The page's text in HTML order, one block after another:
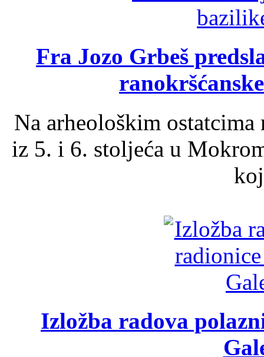
Fra Jozo Grbeš
Na arheološkim
iz 5. i 6. stoljeća u
Izložba radova